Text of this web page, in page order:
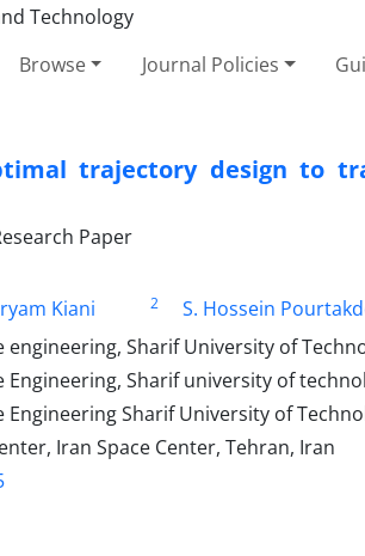
Browse Journal Policies
trajectory design to
Paper
Kiani 2 S. Hossein
Sharif University of
Sharif university of
Sharif University of
Iran Space Center, Tehran, Iran